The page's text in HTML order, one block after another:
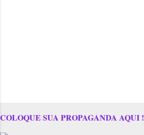
COLOQUE SUA PROPAGANDA AQUI !